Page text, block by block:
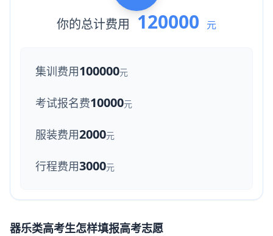
你的总计费用 120000 元
集训费用100000元
考试报名费10000元
服装费用2000元
行程费用3000元
器乐类高考生怎样填报高考志愿